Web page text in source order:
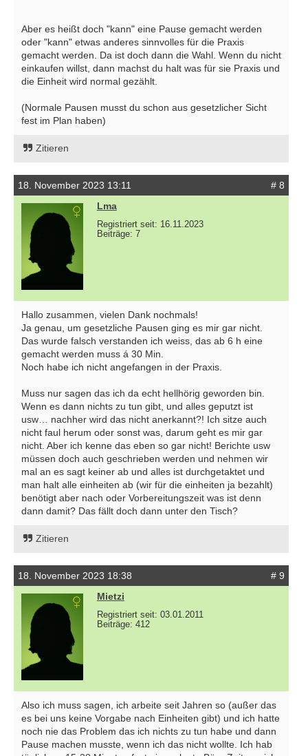
Aber es heißt doch "kann" eine Pause gemacht werden
oder "kann" etwas anderes sinnvolles für die Praxis
gemacht werden. Da ist doch dann die Wahl. Wenn du nicht
einkaufen willst, dann machst du halt was für sie Praxis und
die Einheit wird normal gezählt.
(Normale Pausen musst du schon aus gesetzlicher Sicht
fest im Plan haben)
Zitieren
18. November 2023 13:11
# 8
Lma
Registriert seit: 16.11.2023
Beiträge: 7
Hallo zusammen, vielen Dank nochmals!
Ja genau, um gesetzliche Pausen ging es mir gar nicht.
Das wurde falsch verstanden ich weiss, das ab 6 h eine
gemacht werden muss á 30 Min.
Noch habe ich nicht angefangen in der Praxis.
Muss nur sagen das ich da echt hellhörig geworden bin.
Wenn es dann nichts zu tun gibt, und alles geputzt ist
usw… nachher wird das nicht anerkannt?! Ich sitze auch
nicht faul herum oder sonst was, darum geht es mir gar
nicht. Aber ich kenne das eben so gar nicht! Berichte usw
müssen doch auch geschrieben werden und nehmen wir
mal an es sagt keiner ab und alles ist durchgetaktet und
man halt alle einheiten ab (wir für die einheiten ja bezahlt)
benötigt aber nach oder Vorbereitungszeit was ist denn
dann damit? Das fällt doch dann unter den Tisch?
Zitieren
18. November 2023 18:38
# 9
Mietzi
Registriert seit: 03.01.2011
Beiträge: 412
Also ich muss sagen, ich arbeite seit Jahren so (außer das
es bei uns keine Vorgabe nach Einheiten gibt) und ich hatte
noch nie das Problem das ich nichts zu tun habe und dann
Pause machen musste, wenn ich das nicht wollte. Ich hab